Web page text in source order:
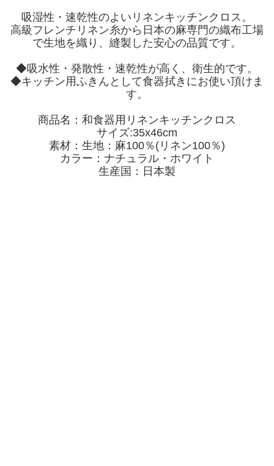
吸湿性・速乾性のよいリネンキッチンクロス。
高級フレンチリネン糸から日本の麻専門の織布工場
で生地を織り、縫製した安心の品質です。
◆吸水性・発散性・速乾性が高く、衛生的です。
◆キッチン用ふきんとして食器拭きにお使い頂けま
す。
商品名：和食器用リネンキッチンクロス
サイズ:35x46cm
素材：生地：麻100％(リネン100％)
カラー：ナチュラル・ホワイト
生産国：日本製